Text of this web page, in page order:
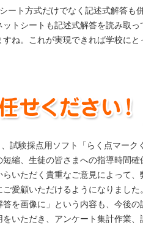
ト方式だけでなく記述式解答も
トシートも記述式解答を読み取っ
ね。これが実現できれば学校にと
試験採点用ソフト「らく点マーク
縮、生徒の皆さまへの指導時間確
いただく貴重なご意見によって
愛顧いただけるようになりまし
を画像に」という内容も、今後
いただき、アンケート集計作業